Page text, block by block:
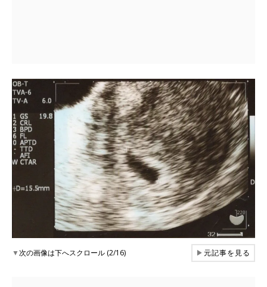
▼次の画像は下へスクロール (2/16) ▶元記事を見る